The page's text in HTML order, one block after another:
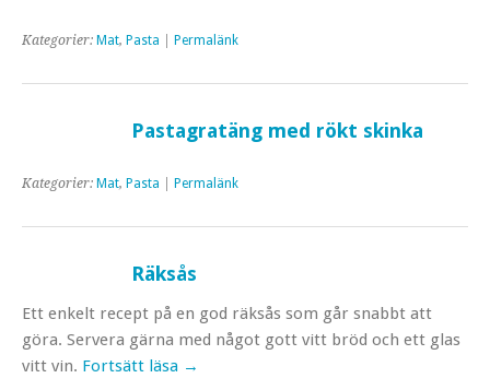
Kategorier: Mat, Pasta Permalänk
Pastagratäng med rökt skinka
Kategorier: Mat, Pasta Permalänk
Räksås
Ett enkelt recept på en god räksås som går snabbt att
göra. Servera gärna med något gott vitt bröd och ett glas
vitt vin. Fortsätt läsa →